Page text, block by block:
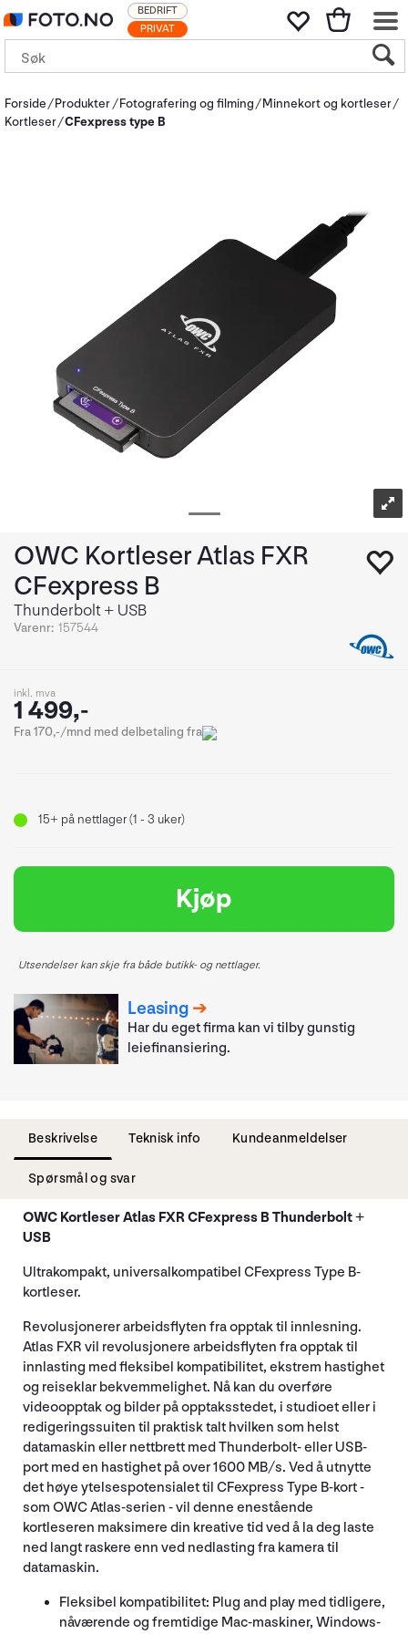
PRIVAT
BEDRIFT
Forside Produkter Fotografering og filming
Minnekort og kortleser
Kortleser CFexpress type B
OWC Kortleser Atlas FXR
CFexpress B
Thunderbolt + USB
Varenr: 157544
inkl. mva
1 499,-
Fra 170,-/mnd med delbetaling fra
15+ på nettlager (1 - 3 uker)
Kjøp
Utsendelser kan skje fra både butikk- og nettlager.
Leasing
Har du eget firma kan vi tilby gunstig
leiefinansiering.
Beskrivelse Teknisk info Kundeanmeldelser
Spørsmål og svar
OWC Kortleser Atlas FXR CFexpress B Thunderbolt +
USB
Ultrakompakt, universalkompatibel CFexpress Type B-
kortleser.
Revolusjonerer arbeidsflyten fra opptak til innlesning.
Atlas FXR vil revolusjonere arbeidsflyten fra opptak til
innlasting med fleksibel kompatibilitet, ekstrem hastighet
og reiseklar bekvemmelighet. Nå kan du overføre
videoopptak og bilder på opptaksstedet, i studioet eller i
redigeringssuiten til praktisk talt hvilken som helst
datamaskin eller nettbrett med Thunderbolt- eller USB-
port med en hastighet på over 1600 MB/s. Ved å utnytte
det høye ytelsespotensialet til CFexpress Type B-kort -
som OWC Atlas-serien - vil denne enestående
kortleseren maksimere din kreative tid ved å la deg laste
ned langt raskere enn ved nedlasting fra kamera til
datamaskin.
Fleksibel kompatibilitet: Plug and play med tidligere,
nåværende og fremtidige Mac-maskiner, Windows-